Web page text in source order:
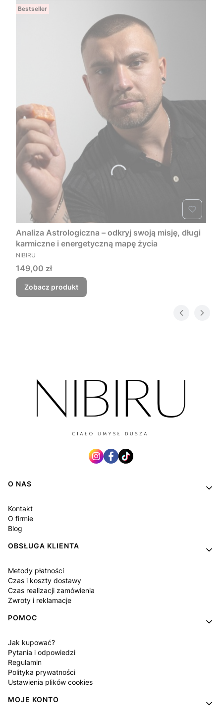
Bestseller
Analiza Astrologiczna – odkryj swoją misję, długi
karmiczne i energetyczną mapę życia
PRODUCENT
NIBIRU
Cena
149,00 zł
Zobacz produkt
Linki w stopce
O NAS
Kontakt
O firmie
Blog
OBSŁUGA KLIENTA
Metody płatności
Czas i koszty dostawy
Czas realizacji zamówienia
Zwroty i reklamacje
POMOC
Jak kupować?
Pytania i odpowiedzi
Regulamin
Polityka prywatności
Ustawienia plików cookies
MOJE KONTO